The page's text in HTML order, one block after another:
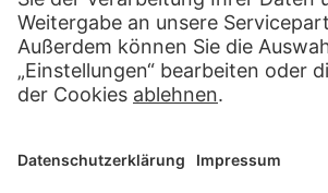
diesem Werk?
SCHREIBEN SIE UNS